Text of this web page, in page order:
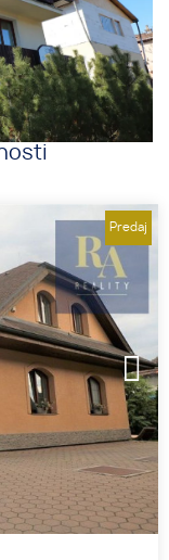
Predaj